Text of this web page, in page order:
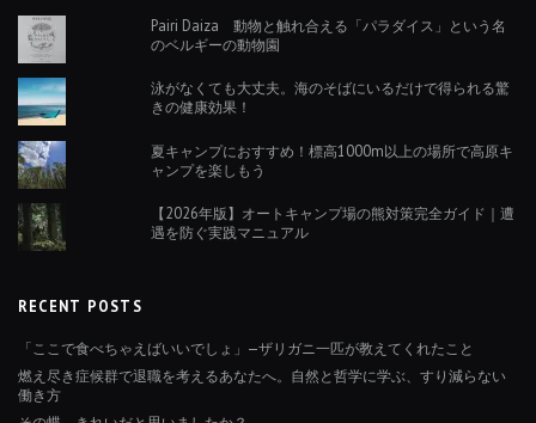
Pairi Daiza 動物と触れ合える「パラダイス」という名
のベルギーの動物園
泳がなくても大丈夫。海のそばにいるだけで得られる驚
きの健康効果！
夏キャンプにおすすめ！標高1000m以上の場所で高原キ
ャンプを楽しもう
【2026年版】オートキャンプ場の熊対策完全ガイド｜遭
遇を防ぐ実践マニュアル
RECENT POSTS
「ここで食べちゃえばいいでしょ」—ザリガニ一匹が教えてくれたこと
燃え尽き症候群で退職を考えるあなたへ。自然と哲学に学ぶ、すり減らない
働き方